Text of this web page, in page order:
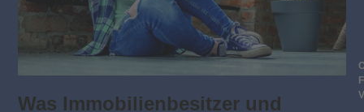
Was Immobilienbesitzer und